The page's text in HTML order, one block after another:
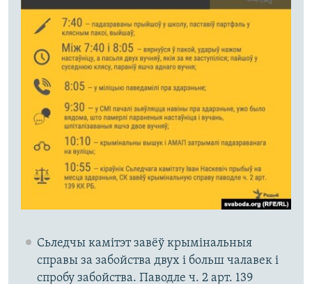
Сьледчы камітэт завёў крымінальныя
справы за забойства двух і больш чалавек і
спробу забойства. Паводле ч. 2 арт. 139